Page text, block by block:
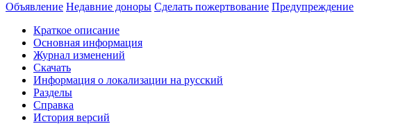
Объявление Недавние доноры Сделать пожертвование Предупреждение
Краткое описание
Основная информация
Журнал изменений
Скачать
Информация о локализации на русский
Разделы
Справка
История версий